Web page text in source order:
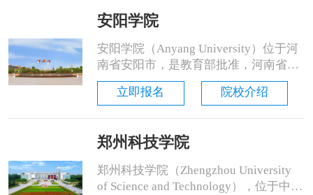
的独立学院，2011年4月教育部同意河
2011年，获“......
安阳学院
安阳学院（Anyang University）位于河
南省安阳市，是教育部批准，河南省教
育厅管辖的全日制民办普通本科院校。
由河南商丘春来教育集团举办。学院前
安阳学院。学校先后获“河南省优秀民
民办教育先进科研单......
立即报名 院校介绍
郑州科技学院
郑州科技学院（Zhengzhou University
of Science and Technology），位于中国